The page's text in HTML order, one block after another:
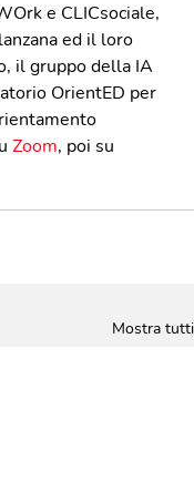
e CLICsociale,
ed il loro
il gruppo della IA
OrientED per
Zoom, poi su
Mostra tutti